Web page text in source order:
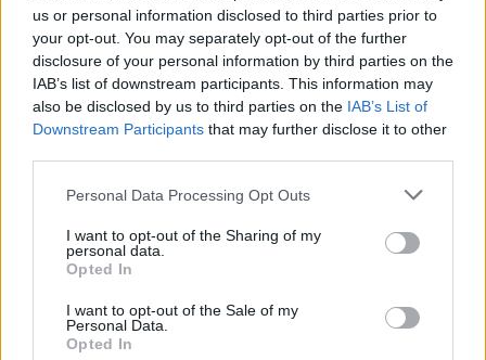
us or personal information disclosed to third parties prior to
your opt-out. You may separately opt-out of the further
disclosure of your personal information by third parties on the
IAB’s list of downstream participants. This information may
also be disclosed by us to third parties on the IAB’s List of
Downstream Participants that may further disclose it to other
Please note that this website/app uses one or more Google
not limited to your visit or usage behaviour. You may click to
grant or deny consent to Google and its third-party tags to
use your data for below specified purposes in below Google
consent section.
Personal Data Processing Opt Outs
I want to opt-out of the Sharing of my
personal data.
Opted In
I want to opt-out of the Sale of my
Personal Data.
Opted In
επίλυσης των διαφορών μέσω μονομερών
ενεργειών ή διεθνών συμφωνιών που αποκλείουν
την Άγκυρα είναι καταδικασμένη σε αποτυχία.
Βέλη σε Βρυξέλλες και κατηγορίες για
στρατιωτικοποίηση
Το τουρκικό μέσο δεν παραλείπει να ασκήσει
κατηγορώντας την για μεροληπτική στάση και
τυφλή υποστήριξη των ελληνικών και κυπριακών
δημοσίευμα συνδέει τις θαλάσσιες ζώνες με την
ασφάλεια, επαναφέροντας τις πάγιες αιτιάσεις